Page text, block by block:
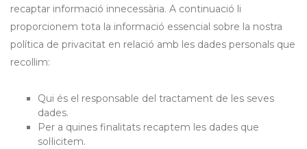
recaptar informació innecessària. A continuació li
proporcionem tota la informació essencial sobre la nostra
política de privacitat en relació amb les dades personals que
recollim:
Qui és el responsable del tractament de les seves
dades.
Per a quines finalitats recaptem les dades que
sol·licitem.